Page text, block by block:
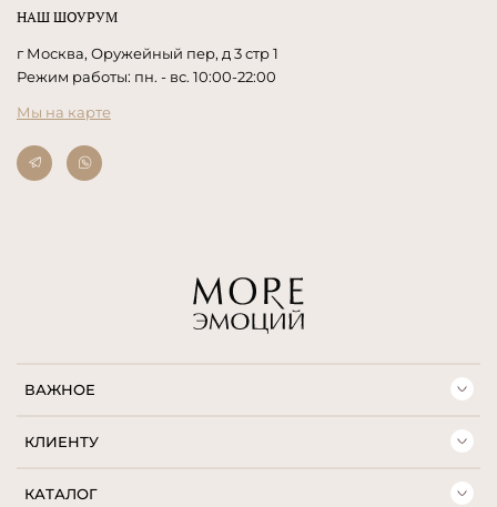
НАШ ШОУРУМ
г Москва, Оружейный пер, д 3 стр 1
Режим работы: пн. - вс. 10:00-22:00
Мы на карте
ВАЖНОЕ
КЛИЕНТУ
КАТАЛОГ